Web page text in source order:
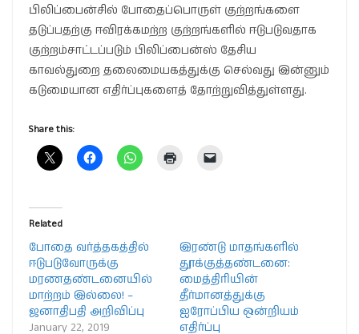
பிலிப்பைன்சில் போதைப்பொருள் குற்றங்களை
தடுப்பதற்கு ஈவிரக்கமற்ற குற்றங்களில் ஈடுபடுவதாக
குற்றம்சாட்டப்படும் பிலிப்பைன்ஸ் தேசிய
காவல்துறை தலைமையகத்துக்கு செல்வது இன்னும்
கடுமையான எதிர்ப்புகளைத் தோற்றுவித்துள்ளது.
Share this:
Related
போதை வர்த்தகத்தில்
ஈடுபடுவோருக்கு
மரணதண்டனையில்
மாற்றம் இல்லை! –
ஜனாதிபதி அறிவிப்பு
January 22, 2019
இரண்டு மாதங்களில்
தூக்குத்தண்டனை:
மைத்திரியின்
தீர்மானத்துக்கு
ஐரோப்பிய ஒன்றியம்
எதிர்ப்பு